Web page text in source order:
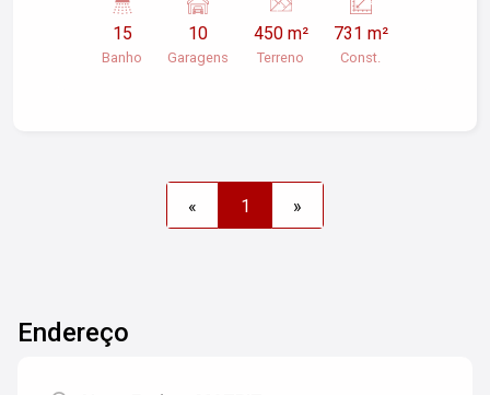
infraestrutura completa para atender às suas
necessidades empresariais. O prédio possui 17
salas, assim distribuídas: Terréo: Sala ampla de
, com sala para coffee break, e um espaço
gourmet amplo para confraternizações,
mais informações ou agendar uma visita, entre
em contato conosco.
15
Banho
10
Garagens
450 m²
Terreno
731 m²
Const.
« 1 »
Endereço